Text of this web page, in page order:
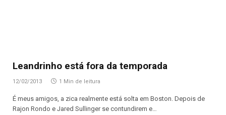
Leandrinho está fora da temporada
12/02/2013 1 Min de leitura
É meus amigos, a zica realmente está solta em Boston. Depois de
Rajon Rondo e Jared Sullinger se contundirem e…